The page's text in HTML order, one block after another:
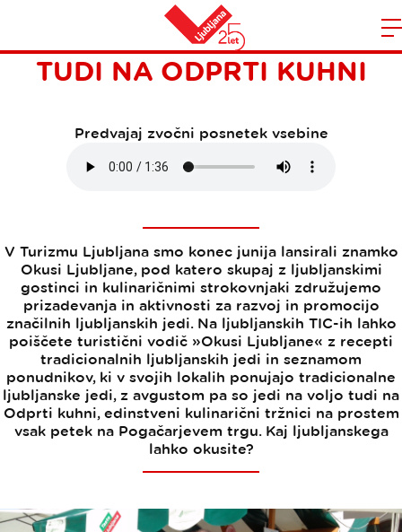
Domov
OKUSI LJUBLJANE ODSLEJ
TUDI NA ODPRTI KUHNI
Predvajaj zvočni posnetek vsebine
V Turizmu Ljubljana smo konec junija lansirali znamko
Okusi Ljubljane, pod katero skupaj z ljubljanskimi
gostinci in kulinaričnimi strokovnjaki združujemo
prizadevanja in aktivnosti za razvoj in promocijo
značilnih ljubljanskih jedi. Na ljubljanskih TIC-ih lahko
poiščete turistični vodič »Okusi Ljubljane« z recepti
tradicionalnih ljubljanskih jedi in seznamom
ponudnikov, ki v svojih lokalih ponujajo tradicionalne
ljubljanske jedi, z avgustom pa so jedi na voljo tudi na
Odprti kuhni, edinstveni kulinarični tržnici na prostem
vsak petek na Pogačarjevem trgu. Kaj ljubljanskega
lahko okusite?